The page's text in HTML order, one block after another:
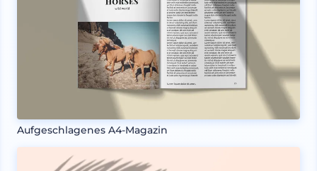
Aufgeschlagenes A4-Magazin